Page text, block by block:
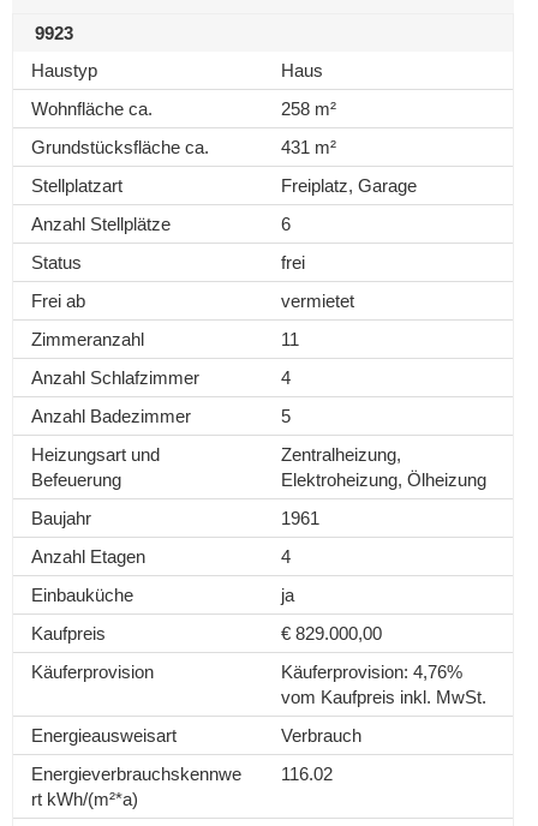
9923
Haustyp
Haus
Wohnfläche ca.
258 m²
Grundstücksfläche ca.
431 m²
Stellplatzart
Freiplatz, Garage
Anzahl Stellplätze
6
Status
frei
Frei ab
vermietet
Zimmeranzahl
11
Anzahl Schlafzimmer
4
Anzahl Badezimmer
5
Heizungsart und
Befeuerung
Zentralheizung,
Elektroheizung, Ölheizung
Baujahr
1961
Anzahl Etagen
4
Einbauküche
ja
Kaufpreis
€ 829.000,00
Käuferprovision
Käuferprovision: 4,76%
vom Kaufpreis inkl. MwSt.
Energieausweisart
Verbrauch
Energieverbrauchskennwe
rt kWh/(m²*a)
116.02